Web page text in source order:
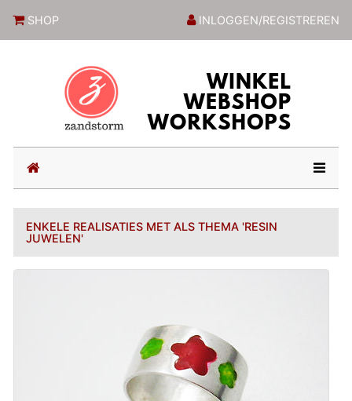
SHOP INLOGGEN/REGISTREREN
(current)
ENKELE REALISATIES MET ALS THEMA 'RESIN
JUWELEN'